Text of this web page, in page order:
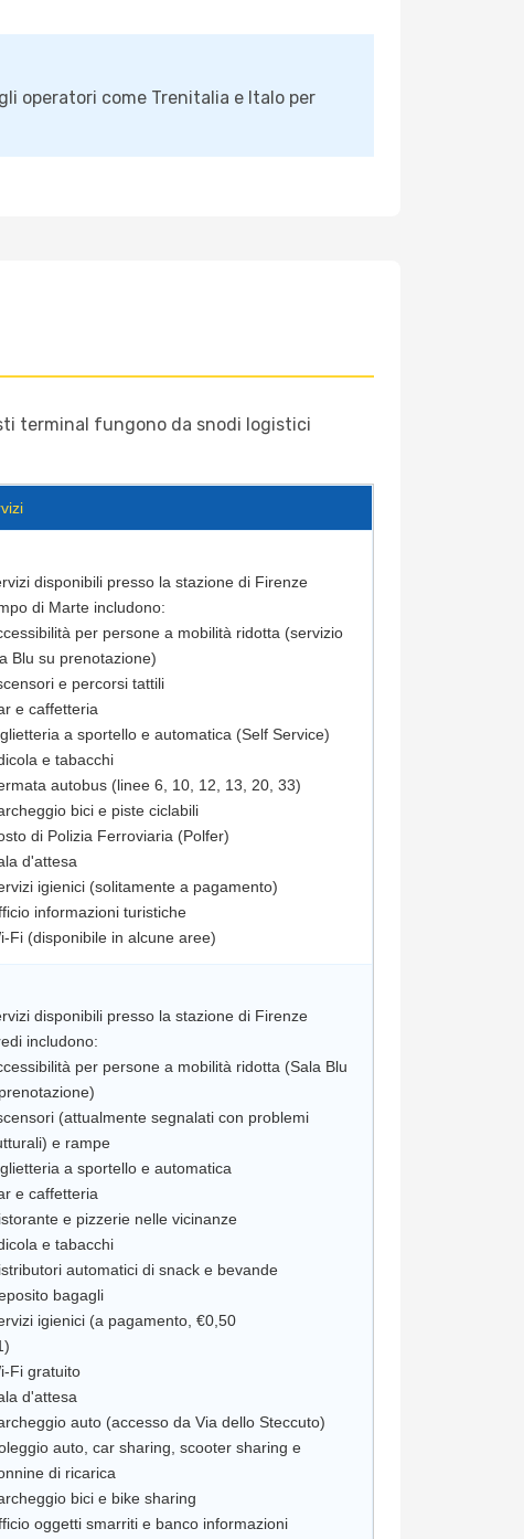
operatori come Trenitalia e Italo per
terminal fungono da snodi logistici
disponibili presso la stazione di Firenze
di Marte includono:
per persone a mobilità ridotta (servizio
Blu su prenotazione)
e percorsi tattili
e caffetteria
a sportello e automatica (Self Service)
e tabacchi
autobus (linee 6, 10, 12, 13, 20, 33)
bici e piste ciclabili
di Polizia Ferroviaria (Polfer)
d'attesa
igienici (solitamente a pagamento)
informazioni turistiche
disponibili presso la stazione di Firenze
includono:
per persone a mobilità ridotta (Sala Blu
(attualmente segnalati con problemi
e rampe
a sportello e automatica
e caffetteria
e pizzerie nelle vicinanze
e tabacchi
automatici di snack e bevande
bagagli
igienici (a pagamento, €0,50
Fi gratuito
d'attesa
auto (accesso da Via dello Steccuto)
auto, car sharing, scooter sharing e
di ricarica
bici e bike sharing
oggetti smarriti e banco informazioni